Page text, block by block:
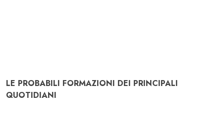
LE PROBABILI FORMAZIONI DEI PRINCIPALI
QUOTIDIANI